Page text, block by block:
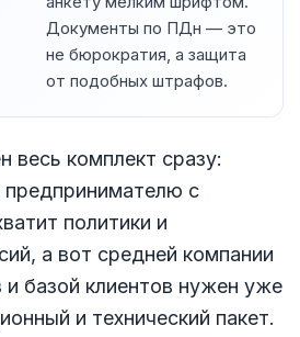
Документы по ПДн — это
не бюрократия, а защита
от подобных штрафов.
комплект сразу:
с
политики и
а вот средней компании
базой клиентов нужен уже
и технический пакет.